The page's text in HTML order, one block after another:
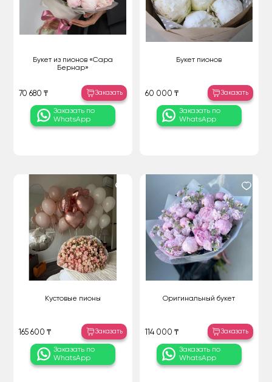
Букет из пионов «Сара
Бернар»
70 680 ₸ Заказать
Заказать по
WhatsApp
Букет пионов
60 000 ₸ Заказать
Заказать по
WhatsApp
Кустовые пионы
165 600 ₸ Заказать
Заказать по
WhatsApp
Оригинальный букет
114 000 ₸ Заказать
Заказать по
WhatsApp